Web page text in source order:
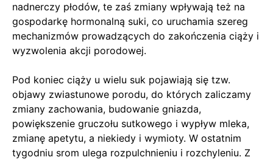
nadnerczy płodów, te zaś zmiany wpływają też na
gospodarkę hormonalną suki, co uruchamia szereg
mechanizmów prowadzących do zakończenia ciąży i
wyzwolenia akcji porodowej.
Pod koniec ciąży u wielu suk pojawiają się tzw.
objawy zwiastunowe porodu, do których zaliczamy
zmiany zachowania, budowanie gniazda,
powiększenie gruczołu sutkowego i wypływ mleka,
zmianę apetytu, a niekiedy i wymioty. W ostatnim
tygodniu srom ulega rozpulchnieniu i rozchyleniu. Z